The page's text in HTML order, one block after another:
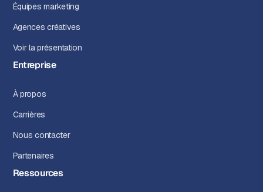
Équipes marketing
Agences créatives
Voir la présentation
Entreprise
À propos
Carrières
Nous contacter
Partenaires
Ressources